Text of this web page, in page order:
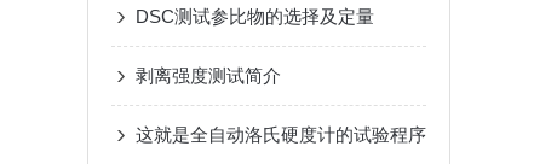
DSC测试参比物的选择及定量
剥离强度测试简介
这就是全自动洛氏硬度计的试验程序